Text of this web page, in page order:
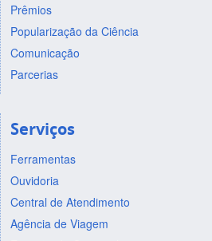
Prêmios
Popularização da Ciência
Comunicação
Parcerias
Serviços
Ferramentas
Ouvidoria
Central de Atendimento
Agência de Viagem